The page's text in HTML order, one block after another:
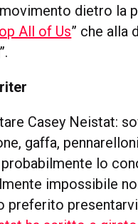
dietro la
All of Us” che alla
Casey Neistat:
gaffa,
lo
impossibile
preferito